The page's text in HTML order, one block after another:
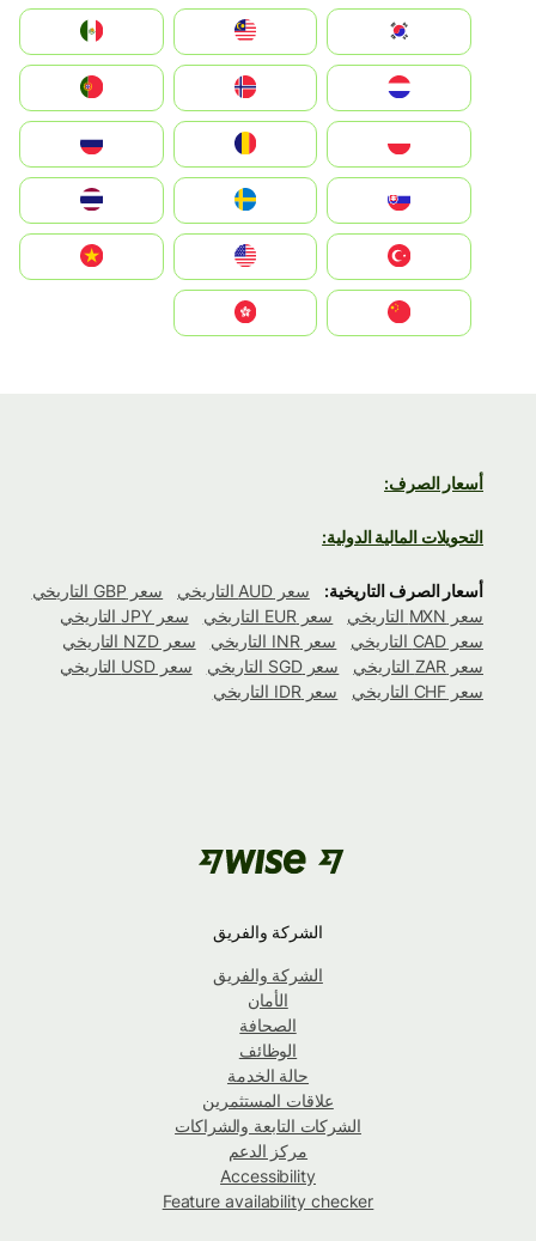
South Korea
Nederland
Portugal
România
Slovensko
United States
Vietnam
أسعار الصرف:
التحويلات المالية الدولية:
أسعار الصرف التاريخية: سعر AUD التاريخي
سعر GBP التاريخي
سعر MXN التاريخي
سعر EUR التاريخي
سعر JPY التاريخي
سعر CAD التاريخي
سعر INR التاريخي
سعر NZD التاريخي
سعر ZAR التاريخي
سعر SGD التاريخي
سعر USD التاريخي
سعر CHF التاريخي
سعر IDR التاريخي
الشركة والفريق
الشركة والفريق
الأمان
الصحافة
الوظائف
حالة الخدمة
علاقات المستثمرين
الشركات التابعة والشراكات
مركز الدعم
Accessibility
Feature availability checker